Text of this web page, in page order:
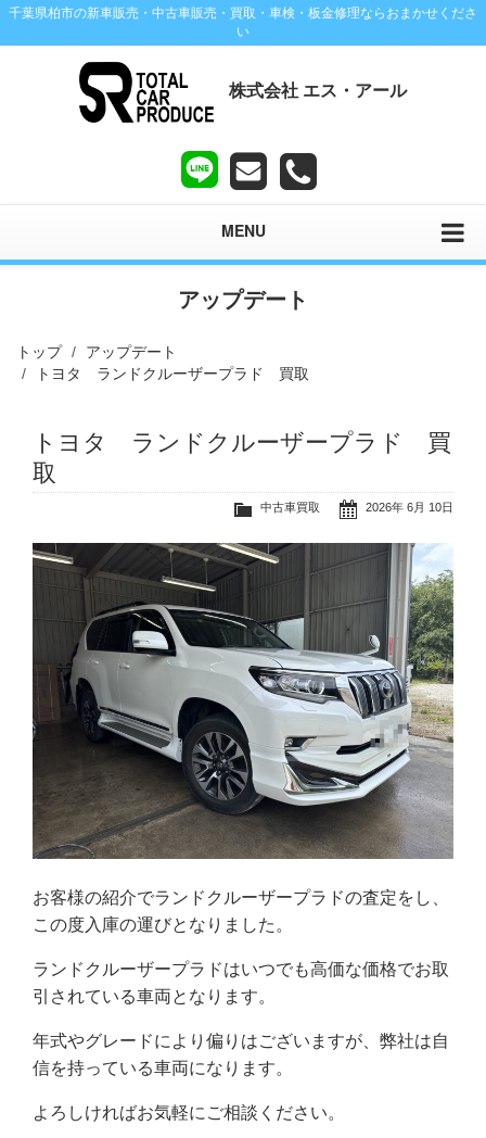
千葉県柏市の新車販売・中古車販売・買取・車検・板金修理ならおまかせくださ
い
株式会社 エス・アール
MENU
アップデート
トップ
アップデート
トヨタ ランドクルーザープラド 買取
トヨタ ランドクルーザープラド 買
取
2026年 6月 10日
中古車買取
お客様の紹介でランドクルーザープラドの査定をし、
この度入庫の運びとなりました。
ランドクルーザープラドはいつでも高価な価格でお取
引されている車両となります。
年式やグレードにより偏りはございますが、弊社は自
信を持っている車両になります。
よろしければお気軽にご相談ください。